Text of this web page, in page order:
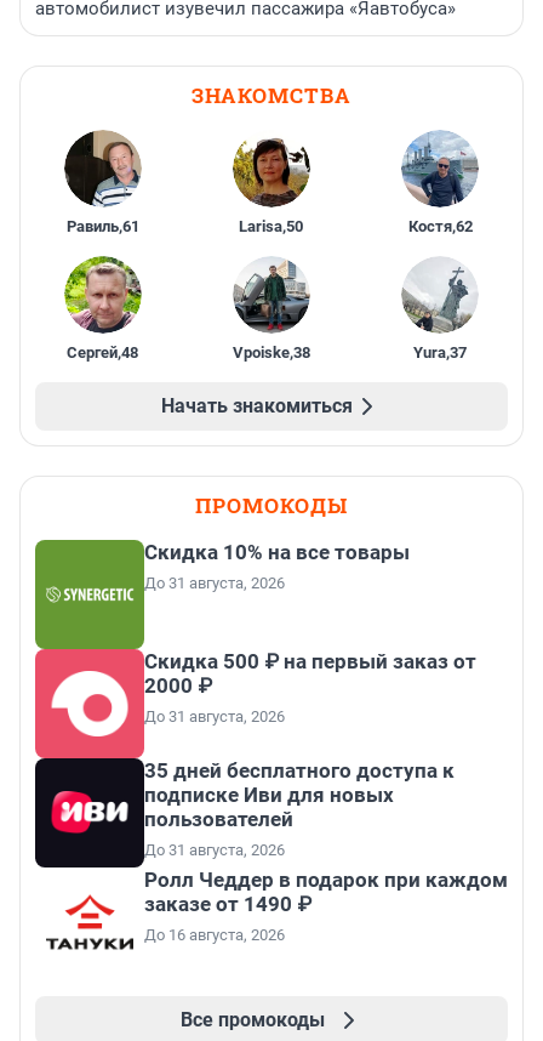
автомобилист изувечил пассажира «Яавтобуса»
ЗНАКОМСТВА
Равиль,61 Larisa,50 Костя,62
Сергей,48 Vpoiske,38 Yura,37
Начать знакомиться
ПРОМОКОДЫ
Скидка 10% на все товары
До 31 августа, 2026
Скидка 500 ₽ на первый заказ от
2000 ₽
До 31 августа, 2026
35 дней бесплатного доступа к
подписке Иви для новых
пользователей
До 31 августа, 2026
Ролл Чеддер в подарок при каждом
заказе от 1490 ₽
До 16 августа, 2026
Все промокоды